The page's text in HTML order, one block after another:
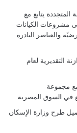
المتجددة يتابع مع
مشروعات الكيانات
والعناصر النادرة
التقديرية لعام
مع مجموعة
طرح وزارة الإسكان